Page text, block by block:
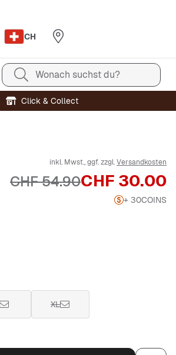
CH
Wonach suchst du?
Click & Collect
inkl. Mwst., ggf. zzgl.Versandkosten
Preis
CHF 30.00
Originalpreis
CHF 54.90
+ 30COINS
XL